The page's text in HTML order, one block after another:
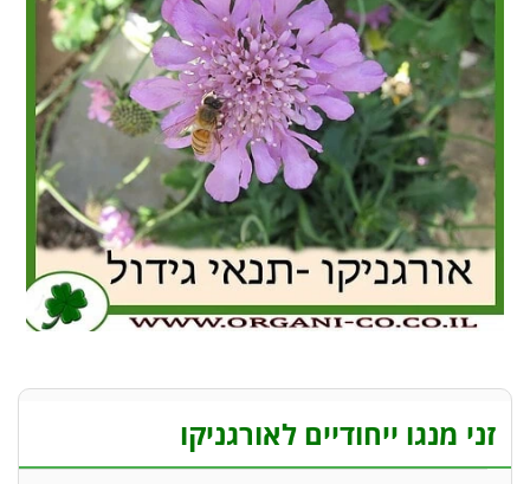
זני מנגו ייחודיים לאורגניקו